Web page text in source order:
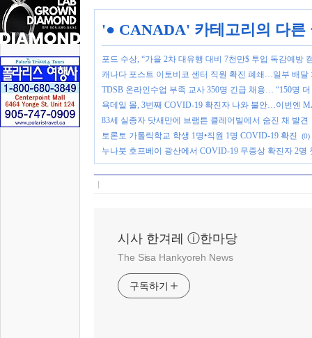
'● CANADA' 카테고리의 다른
포드 수상, “가을 2차 대유행 대비 7천만$ 투입 독감예방
캐나다 포스트 이토비코 센터 직원 확진 폐쇄…일부 배달
TDSB 온라인수업 부족 교사 350명 긴급 채용… “150명 더
욕데일 몰, 3번째 COVID-19 확진자 나와 불안…이번엔
83세 실종자 닷새만에 브램튼 클레어빌에서 숨진 채 발견
토론토 가톨릭학교 학생 1명•직원 1명 COVID-19 확진
(0)
누나붓 호프베이 광산에서 COVID-19 무증상 확진자 2명
시사 한겨레 ⓘ한마당
The Sisa Hankyoreh News
구독하기